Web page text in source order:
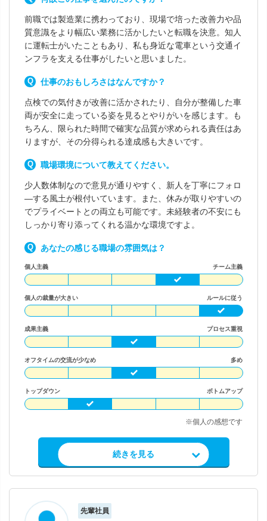
前職では製造業に携わっており、現場で培った改善力や品
質意識をより幅広い業務に活かしたいと転職を決意。知人
に運転士がいたこともあり、私も身近な電車という交通イ
ンフラを支える仕事がしたいと思いました。
仕事のおもしろさはなんですか？
点検での気付きが改善に活かされたり、自分が整備した車
両が安全に走っている姿を見るとやりがいを感じます。も
ちろん、限られた時間で確実な品質が求められる責任はあ
りますが、その分得られる達成感も大きいです。
職場環境について教えてください。
少人数体制なので意見が通りやすく、新人を丁寧にフォロ
―する風土が根付いています。また、休みが取りやすいの
でプライベートとの両立も可能です。未経験者の不安にも
しっかり寄り添ってくれる温かな環境ですよ。
あなたの感じる職場の雰囲気は？
個人主義 チーム主義
個人の裁量が大きい ルールに従う
成果主義 プロセス重視
オフタイムの交流が少なめ 多め
トップダウン ボトムアップ
※個人の感想です
求人情報を見る
続きを見る
先輩社員